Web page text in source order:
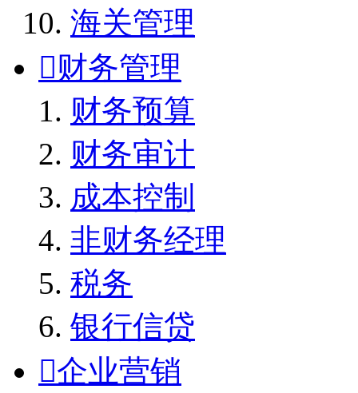
海关管理
财务管理
财务预算
财务审计
成本控制
非财务经理
税务
银行信贷
企业营销